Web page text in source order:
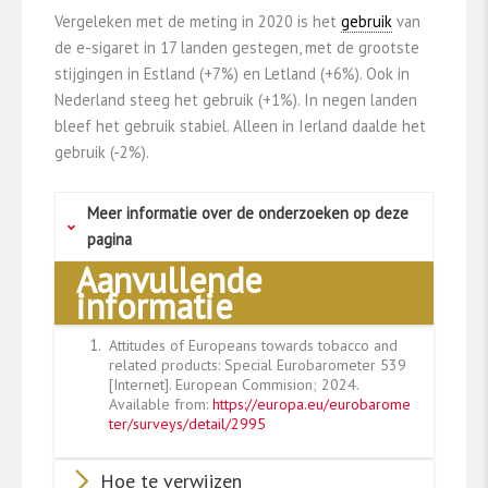
Vergeleken met de meting in 2020 is het gebruik van
de e-sigaret in 17 landen gestegen, met de grootste
stijgingen in Estland (+7%) en Letland (+6%). Ook in
Nederland steeg het gebruik (+1%). In negen landen
bleef het gebruik stabiel. Alleen in Ierland daalde het
gebruik (-2%).
Meer informatie over de onderzoeken op deze
pagina
Op Europees niveau zijn er twee onderzoeken
die het percentage rokers in de algemene
bevolking op een uniforme manier monitoren,
namelijk de Eurobarometer en de European
Health Interview Survey (EHIS). De EHIS wordt
elke 5 jaar in alle lidstaten van de EU
uitgevoerd (in 2019 voor het laatst). De
Eurobarometer is een survey die in opdracht
Aanvullende
informatie
1. Attitudes of Europeans towards tobacco and
related products: Special Eurobarometer 539
[Internet]. European Commision; 2024.
Available from: https://europa.eu/eurobarome
ter/surveys/detail/2995
Hoe te verwijzen